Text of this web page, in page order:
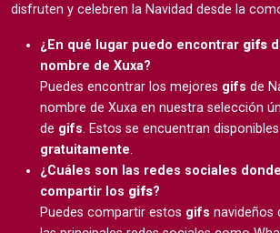
disfruten y celebren la Navidad desde la
¿En qué lugar puedo encontrar gifs
nombre de Xuxa?
Puedes encontrar los mejores gifs de
nombre de Xuxa en nuestra selección
de gifs. Estos se encuentran
gratuitamente.
¿Cuáles son las redes sociales
compartir los gifs?
Puedes compartir estos gifs navideños